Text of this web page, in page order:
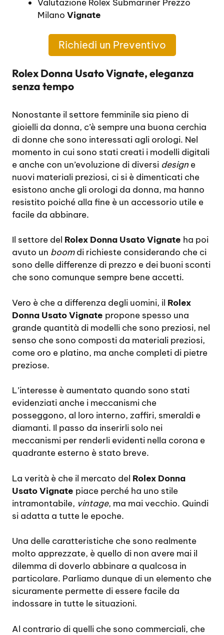
Valutazione Rolex Submariner Prezzo
Milano Vignate
Richiedi un Preventivo
Rolex Donna Usato Vignate, eleganza
senza tempo
Nonostante il settore femminile sia pieno di
gioielli da donna, c’è sempre una buona cerchia
di donne che sono interessati agli orologi. Nel
momento in cui sono stati creati i modelli digitali
e anche con un’evoluzione di diversi design e
nuovi materiali preziosi, ci si è dimenticati che
esistono anche gli orologi da donna, ma hanno
resistito poiché alla fine è un accessorio utile e
facile da abbinare.
Il settore del Rolex Donna Usato Vignate ha poi
avuto un boomdi richieste considerando che ci
sono delle differenze di prezzo e dei buoni sconti
che sono comunque sempre bene accetti.
Vero è che a differenza degli uomini, il Rolex
Donna Usato Vignate propone spesso una
grande quantità di modelli che sono preziosi, nel
senso che sono composti da materiali preziosi,
come oro e platino, ma anche completi di pietre
preziose.
L’interesse è aumentato quando sono stati
evidenziati anche i meccanismi che
posseggono, al loro interno, zaffiri, smeraldi e
diamanti. Il passo da inserirli solo nei
meccanismi per renderli evidenti nella corona e
quadrante esterno è stato breve.
La verità è che il mercato del Rolex Donna
Usato Vignate piace perché ha uno stile
intramontabile, vintage, ma mai vecchio. Quindi
si adatta a tutte le epoche.
Una delle caratteristiche che sono realmente
molto apprezzate, è quello di non avere mai il
dilemma di doverlo abbinare a qualcosa in
particolare. Parliamo dunque di un elemento che
sicuramente permette di essere facile da
indossare in tutte le situazioni.
Al contrario di quelli che sono commerciali, che